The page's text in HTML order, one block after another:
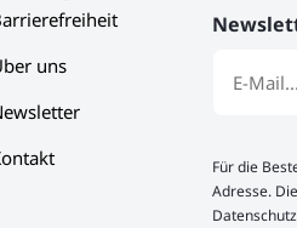
uns
Für die
Adresse.